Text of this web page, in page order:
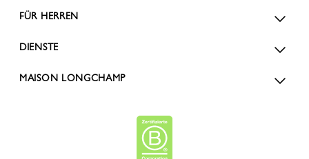
FÜR HERREN
DIENSTE
MAISON LONGCHAMP